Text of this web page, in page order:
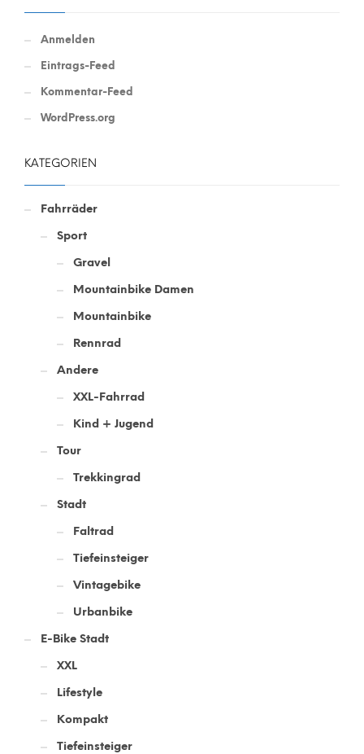
Anmelden
Eintrags-Feed
Kommentar-Feed
WordPress.org
KATEGORIEN
Fahrräder
Sport
Gravel
Mountainbike Damen
Mountainbike
Rennrad
Andere
XXL-Fahrrad
Kind + Jugend
Tour
Trekkingrad
Stadt
Faltrad
Tiefeinsteiger
Vintagebike
Urbanbike
E-Bike Stadt
XXL
Lifestyle
Kompakt
Tiefeinsteiger